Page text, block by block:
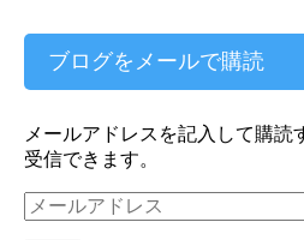
ブログをメールで購読
メールアドレスを記入して購読
受信できます。
メ
ー